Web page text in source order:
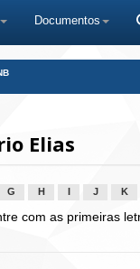
Documentos
Elias
G H J K
com as primeiras